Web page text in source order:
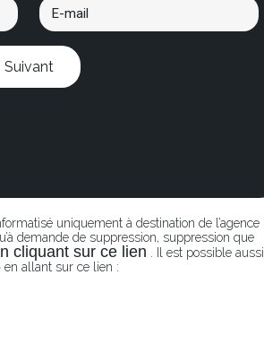
Suivant
uniquement à destination de l’agence
demande de suppression, suppression que
cliquant sur ce lien . Il est possible aussi
en allant sur ce lien :